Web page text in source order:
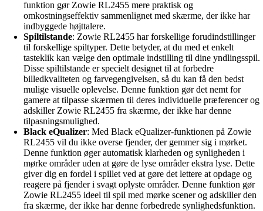
funktion gør Zowie RL2455 mere praktisk og
omkostningseffektiv sammenlignet med skærme, der ikke har
indbyggede højttalere.
Spiltilstande: Zowie RL2455 har forskellige forudindstillinger
til forskellige spiltyper. Dette betyder, at du med et enkelt
tasteklik kan vælge den optimale indstilling til dine yndlingsspil.
Disse spiltilstande er specielt designet til at forbedre
billedkvaliteten og farvegengivelsen, så du kan få den bedst
mulige visuelle oplevelse. Denne funktion gør det nemt for
gamere at tilpasse skærmen til deres individuelle præferencer og
adskiller Zowie RL2455 fra skærme, der ikke har denne
tilpasningsmulighed.
Black eQualizer: Med Black eQualizer-funktionen på Zowie
RL2455 vil du ikke overse fjender, der gemmer sig i mørket.
Denne funktion øger automatisk klarheden og synligheden i
mørke områder uden at gøre de lyse områder ekstra lyse. Dette
giver dig en fordel i spillet ved at gøre det lettere at opdage og
reagere på fjender i svagt oplyste områder. Denne funktion gør
Zowie RL2455 ideel til spil med mørke scener og adskiller den
fra skærme, der ikke har denne forbedrede synlighedsfunktion.